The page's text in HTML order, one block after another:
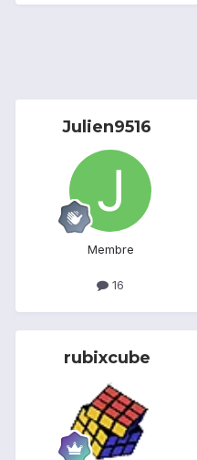
Julien9516
Membre
16
rubixcube